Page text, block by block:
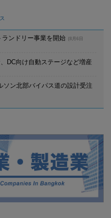
ランドリー事業を開始
(8月6日
DC向け自動ステージなど増産
ソン北部バイパス道の設計受注